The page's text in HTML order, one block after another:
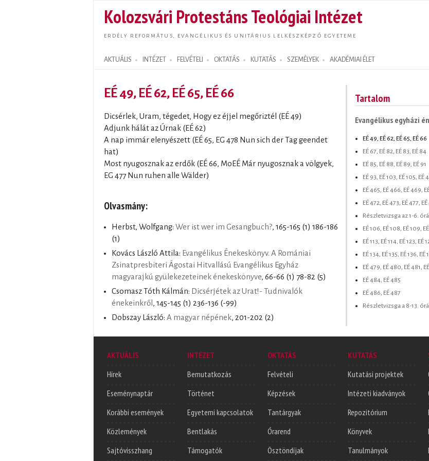
tartalomra
Kolozsvári Protestáns Teológiai Intézet
ERDÉLY REFORMÁTUS, EVANGÉLIKUS ÉS UNITÁRIUS LELKÉSZKÉPZŐ EGYETEME
AKTUÁLIS INTÉZET FELVÉTELI OKTATÁS KUTATÁS SZEMÉLYEK AKADÉMIAI ÉLET
Search form
EÉ 49, EÉ 62, EÉ 65, EÉ 66
Dicsérlek, Uram, tégedet, Hogy ez éjjel megőriztél (EÉ 49)
Adjunk hálát az Úrnak (EÉ 62)
A nap immár elenyészett (EÉ 65, EG 478 Nun sich der Tag geendet
hat)
Most nyugosznak az erdők (EÉ 66, MoEÉ Már nyugosznak a völgyek,
EG 477 Nun ruhen alle Wälder)
Olvasmány:
Herbst, Wolfgang: Wer ist wer im Gesangbuch?, 165-165 (1) 186-186
(1)
Kovács László Attila: Evangélikus Énekeskönyv. A Romániai
Zsinatpresbiteri Ágostai Hitvallású Evangélikus Egyház
magyarajkú gyülekezeteinek énekeskönyve, 66-66 (1) 78-82 (5)
Csomasz Tóth Kálmán: Dicsérjétek az Urat!- Tudnivalók
énekeinkről , 145-145 (1) 236-136 (-99)
Dobszay László: A magyar népének, 201-202 (2)
Tartalom
Evangélikus egyházi
EÉ 49, EÉ 62, EÉ 65, EÉ 66
EÉ 67, EÉ 82, EÉ 83, EÉ 84
EÉ 85, EÉ 88, EÉ 89, EÉ 91
EÉ 93, EÉ 103, EÉ 105, EÉ
EÉ 465, EÉ 466, EÉ 469,
EÉ 472, EÉ 473, EÉ 477,
Részletvizsga az 1-6.
EÉ 106, EÉ 108, EÉ 109,
EÉ 113, EÉ 114, EÉ 123, EÉ
EÉ 134, EÉ 135, EÉ 136, EÉ
EÉ 479, EÉ 480, EÉ 481,
EÉ 484, EÉ 485
EÉ 486, EÉ 487
Részletvizsga a 8-13.
AKTUÁLIS
Hírek
Eseménynaptár
Korábbi események
Közlemények
Sajtóvisszhang
INTÉZET
Bemutatkozás
Történet
Egyetemi kapcsolatok
Bentlakás
Támogatók
OKTATÁS
Felvételi
Képzések
Tantárgyak
Órarend
Ösztöndíjak
KUTATÁS
Kutatási projektek
Intézeti kiadványok
Repozitórium
Könyvek
Tanulmányok